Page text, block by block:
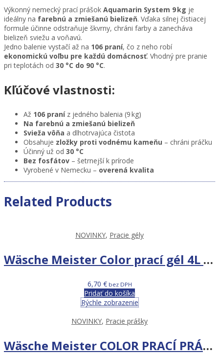
Výkonný nemecký prací prášok Aquamarin System 9 kg je
ideálny na farebnú a zmiešanú bielizeň. Vďaka silnej čistiacej
formule účinne odstraňuje škvrny, chráni farby a zanecháva
bielizeň sviežu a voňavú.
Jedno balenie vystačí až na 106 praní, čo z neho robí
ekonomickú voľbu pre každú domácnosť. Vhodný pre pranie
pri teplotách od 30 °C do 90 °C.
Kľúčové vlastnosti:
Až 106 praníz jedného balenia (9 kg)
Na farebnú a zmiešanú bielizeň
Svieža vôňa a dlhotrvajúca čistota
Obsahuje zložky proti vodnému kameňu – chráni práčku
Účinný už od 30 °C
Bez fosfátov – šetrnejší k prírode
Vyrobené v Nemecku – overená kvalita
Related Products
NOVINKY, Pracie gély
Wäsche Meister Color prací gél 4L na 114 PD
6,70 €bez DPH
Pridať do košíka
Rýchle zobrazenie
NOVINKY, Pracie prášky
Wäsche Meister COLOR PRACÍ PRÁŠOK 6 KG – 80 PR